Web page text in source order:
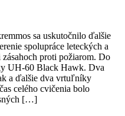
sa uskutočnilo ďalšie
spolupráce leteckých a
proti požiarom. Do
UH-60 Black Hawk. Dva
a ďalšie dva vrtuľníky
celého cvičenia bolo
[…]